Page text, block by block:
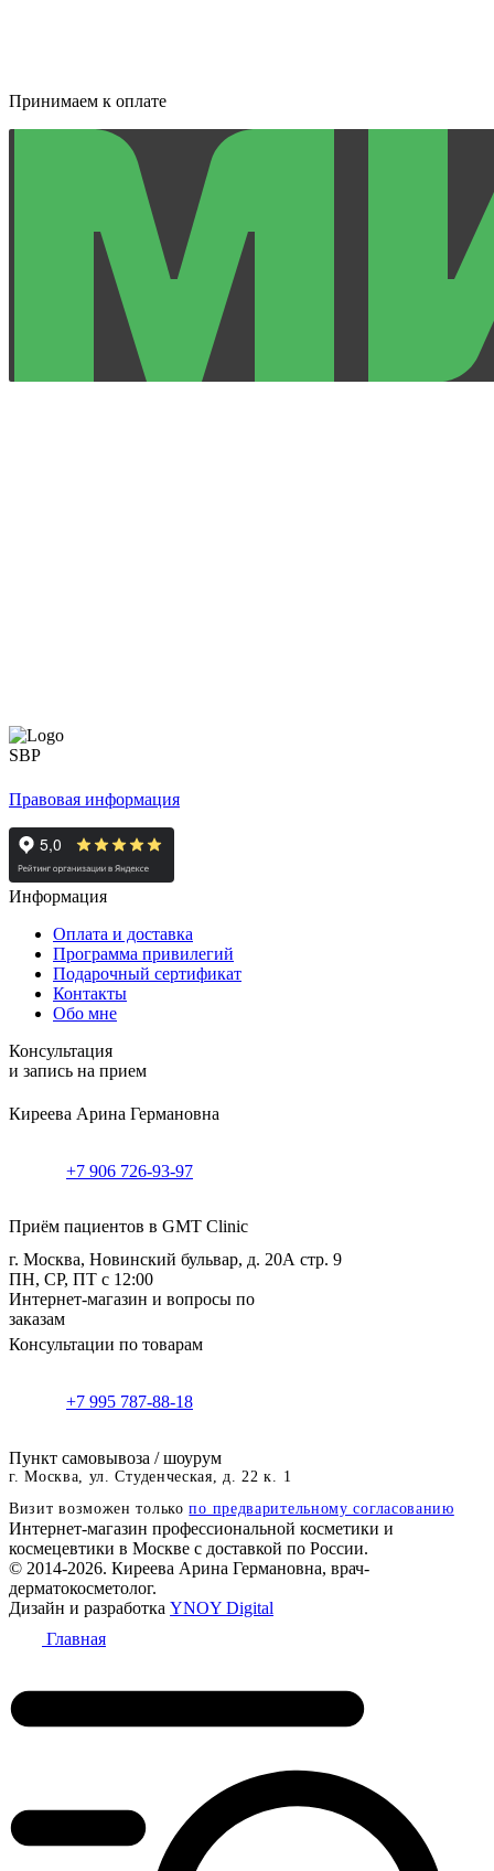
Принимаем к оплате
Правовая информация
Информация
Оплата и доставка
Программа привилегий
Подарочный сертификат
Контакты
Обо мне
Консультация
и запись на прием
Киреева Арина Германовна
+7 906 726-93-97
Приём пациентов в GMT Clinic
г. Москва, Новинский бульвар, д. 20А стр. 9
ПН, СР, ПТ с 12:00
Интернет-магазин и вопросы по
заказам
Консультации по товарам
+7 995 787-88-18
Пункт самовывоза / шоурум
г. Москва, ул. Студенческая, д. 22 к. 1
Визит возможен толькопо предварительному согласованию
Интернет-магазин профессиональной косметики и
космецевтики в Москве с доставкой по России.
© 2014-2026. Киреева Арина Германовна, врач-
дерматокосметолог.
Дизайн и разработка YNOY Digital
Главная